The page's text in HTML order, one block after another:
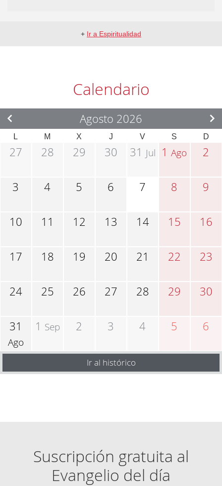
+ Ir a Espiritualidad
Calendario
Agosto 2026
L M X J V S D
27 28 29 30 31 Jul 1Ago 2
3 4 5 6 7 8 9
10 11 12 13 14 15 16
17 18 19 20 21 22 23
24 25 26 27 28 29 30
31
Ago
1 Sep 2 3 4 5 6
Ir al histórico
Suscripción gratuita al
Evangelio del día